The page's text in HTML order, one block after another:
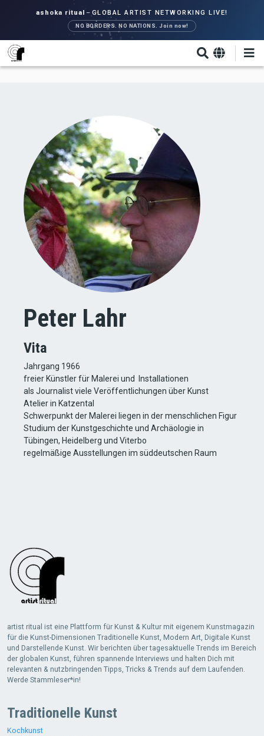
zum
Inhalt
ashoka ritual – GLOBAL ARTIST NETWORKING LIVE!
NO BORDERS. NO NATIONS. Join now!
Peter Lahr
Vita
Jahrgang 1966
freier Künstler für Malerei und Installationen
als Journalist viele Veröffentlichungen über Kunst
Atelier in Katzental
Schwerpunkt der Malerei liegen in der menschlichen Figur
Studium der Kunstgeschichte und Archäologie in
Tübingen, Heidelberg und Viterbo
regelmäßige Ausstellungen im süddeutschen Raum
artist ritual ist eine Plattform für Kunst & Kultur mit eigenem Kunstmagazin
für die Kunst-Dimensionen Traditionelle Kunst, Modern Art, Digitale Kunst
und Darstellende Kunst. Wir berichten über tagesaktuelle Trends im Bereich
der globalen Kunst, führen spannende Interviews und halten Dich mit
relevanten & nutzbringenden Tipps, Tricks & Trends auf dem Laufenden.
Werde Stammleser*in!
Traditionelle Kunst
Kochkunst